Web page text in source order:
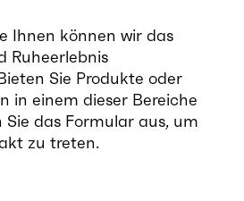
Ihnen können wir das
Ruheerlebnis
Sie Produkte oder
in einem dieser Bereiche
das Formular aus, um
zu treten.